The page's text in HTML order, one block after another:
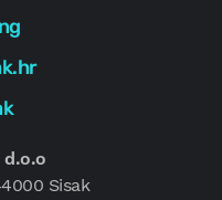
d.o.o
Sisak